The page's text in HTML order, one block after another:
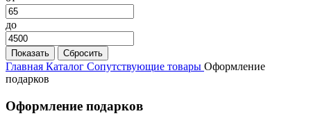
до
Главная Каталог Сопутствующие товары Оформление
подарков
Оформление подарков